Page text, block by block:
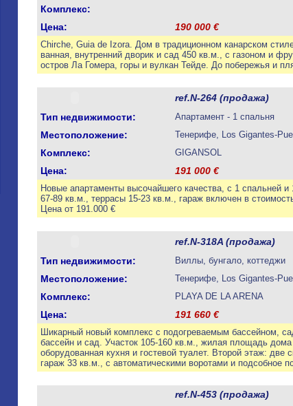
Комплекс:
Цена:
190 000€
Chirche, Guia de Izora. Дом в традиционном канарском
ванная, внутренний дворик и сад 450 кв.м., с газоном и
остров Ла Гомера, горы и вулкан Тейде. До побережья и
ref.N-264 (продажа)
Тип недвижимости:
Апартамент - 1 спальня
Местоположение: Тенерифе, Los Gigantes-
Комплекс: GIGANSOL
Цена: 191 000€
Новые апартаменты высочайшего качества, с 1 спальней
67-89 кв.м., террасы 15-23 кв.м., гараж включен в
Цена от 191.000 €
ref.N-318A (продажа)
Тип недвижимости:
Виллы, бунгало, коттеджи
Местоположение: Тенерифе, Los Gigantes-
Комплекс: PLAYA DE LA ARENA
Цена: 191 660€
Шикарный новый комплекс с подогреваемым бассейном,
бассейн и сад. Участок 105-160 кв.м., жилая площадь
оборудованная кухня и гостевой туалет. Второй этаж:
гараж 33 кв.м., с автоматическими воротами и подсобное
ref.N-453 (продажа)